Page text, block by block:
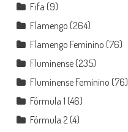
Fifa (9)
Flamengo (264)
Flamengo Feminino (76)
Fluminense(235)
Fluminense Feminino (76)
Fórmula 1 (46)
Fórmula 2(4)